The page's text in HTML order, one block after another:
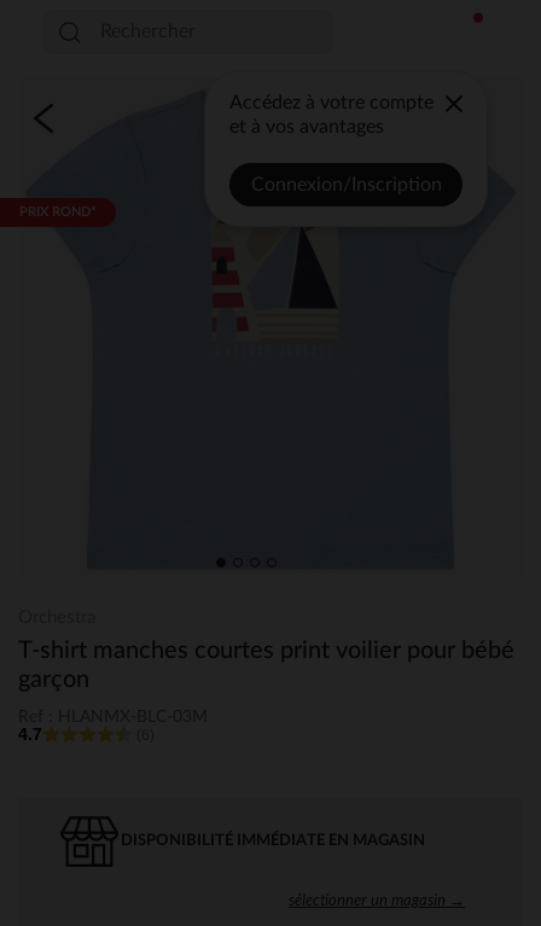
Accédez à votre compte
et à vos avantages
Connexion/Inscription
PRIX ROND*
T-shirt manches courtes print voilier pour bébé
garçon
4.7
DISPONIBILITÉ IMMÉDIATE EN MAGASIN
sélectionner un magasin →